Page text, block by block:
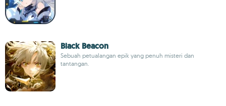
Black Beacon
Sebuah petualangan epik yang penuh misteri dan
tantangan.